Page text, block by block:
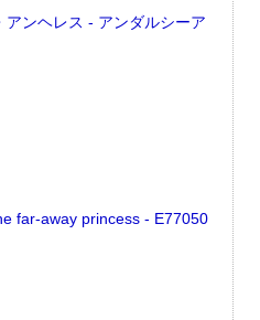
ンヘレス - アンダルシーア
far-away princess - E77050